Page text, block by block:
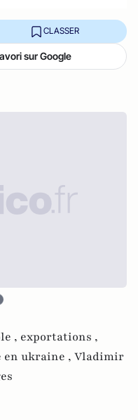
CLASSER
sur Google
, exportations ,
en ukraine , Vladimir